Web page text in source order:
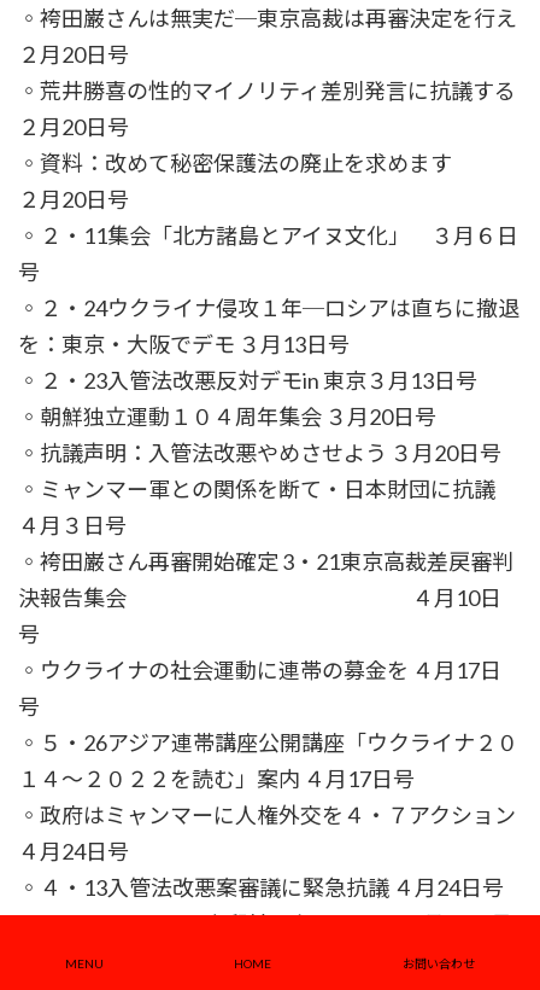
◦袴田巌さんは無実だ─東京高裁は再審決定を行え
２月20日号
◦荒井勝喜の性的マイノリティ差別発言に抗議する
２月20日号
◦資料：改めて秘密保護法の廃止を求めます
２月20日号
◦２・11集会「北方諸島とアイヌ文化」 ３月６日
号
◦２・24ウクライナ侵攻１年─ロシアは直ちに撤退
を：東京・大阪でデモ ３月13日号
◦２・23入管法改悪反対デモin 東京３月13日号
◦朝鮮独立運動１０４周年集会 ３月20日号
◦抗議声明：入管法改悪やめさせよう ３月20日号
◦ミャンマー軍との関係を断て・日本財団に抗議
４月３日号
◦袴田巌さん再審開始確定 3・21東京高裁差戻審判
決報告集会 ４月10日
号
◦ウクライナの社会運動に連帯の募金を ４月17日
号
◦５・26アジア連帯講座公開講座「ウクライナ２０
１４～２０２２を読む」案内 ４月17日号
◦政府はミャンマーに人権外交を４・７アクション
４月24日号
◦４・13入管法改悪案審議に緊急抗議 ４月24日号
◦４・7ミャンマー官邸前アクション ４月24日号
◦４・14ミャンマーに民主と平和を緊急院内集会
MENU HOME お問い合わせ